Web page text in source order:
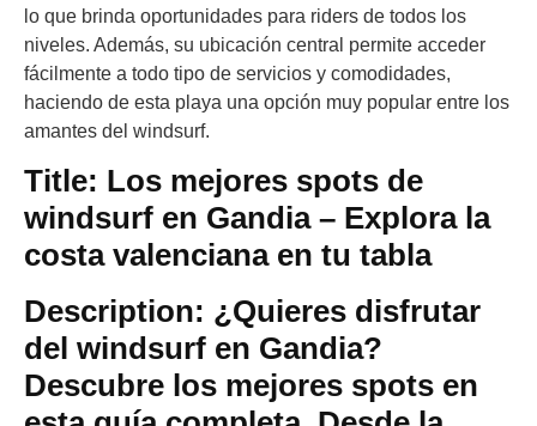
lo que brinda oportunidades para riders de todos los
niveles. Además, su ubicación central permite acceder
fácilmente a todo tipo de servicios y comodidades,
haciendo de esta playa una opción muy popular entre los
amantes del windsurf.
Title: Los mejores spots de
windsurf en Gandia – Explora la
costa valenciana en tu tabla
Description: ¿Quieres disfrutar
del windsurf en Gandia?
Descubre los mejores spots en